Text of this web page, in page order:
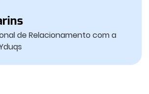
de Relacionamento com a